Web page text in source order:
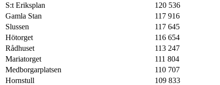
S:t Eriksplan
120 536
Gamla Stan
117 916
Slussen
117 645
Hötorget
116 654
Rådhuset
113 247
Mariatorget
111 804
Medborgarplatsen
110 707
Hornstull
109 833